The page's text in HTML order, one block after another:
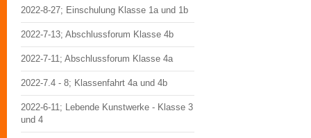
2022-8-27; Einschulung Klasse 1a und 1b
2022-7-13; Abschlussforum Klasse 4b
2022-7-11; Abschlussforum Klasse 4a
2022-7.4 - 8; Klassenfahrt 4a und 4b
2022-6-11; Lebende Kunstwerke - Klasse 3
und 4